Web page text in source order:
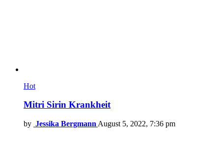
Hot
Mitri Sirin Krankheit
by Jessika Bergmann August 5, 2022, 7:36 pm